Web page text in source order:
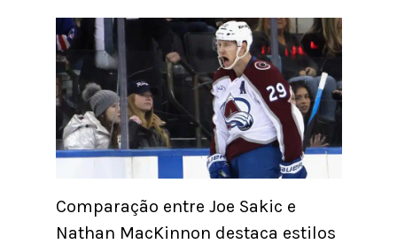
Comparação entre Joe Sakic e
Nathan MacKinnon destaca estilos